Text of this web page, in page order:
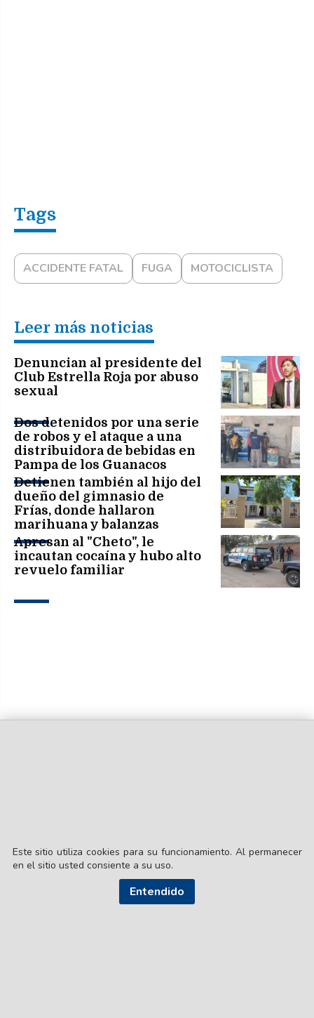
ACCIDENTE FATAL FUGA MOTOCICLISTA
Leer más noticias
Denuncian al presidente del
Club Estrella Roja por abuso
sexual
Dos detenidos por una serie
de robos y el ataque a una
distribuidora de bebidas en
Pampa de los Guanacos
Detienen también al hijo del
dueño del gimnasio de
Frías, donde hallaron
marihuana y balanzas
Apresan al "Cheto", le
incautan cocaína y hubo alto
revuelo familiar
Este sitio utiliza cookies para su funcionamiento. Al permanecer
en el sitio usted consiente a su uso.
Entendido